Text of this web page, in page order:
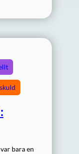
bara en